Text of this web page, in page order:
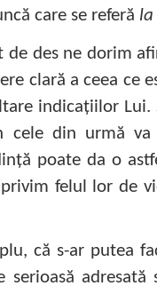
care se referă la
de des ne dorim
clară a ceea ce
indicaţiilor Lui.
din urmă va
poate da o
felul lor de
că s-ar putea
adresată